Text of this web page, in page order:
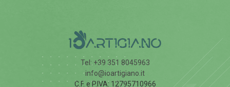
Tel: +39 351 8045963
info@ioartigiano.it
C.F. e P.IVA: 12795710966